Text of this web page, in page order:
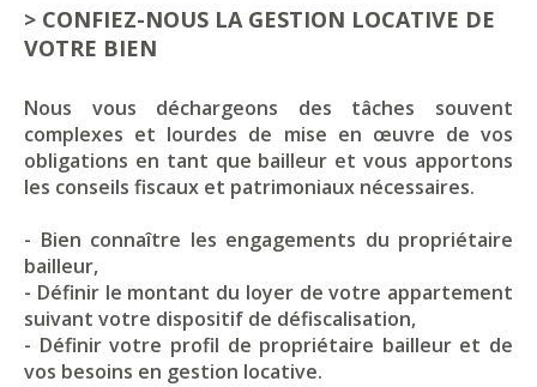
> CONFIEZ-NOUS LA GESTION LOCATIVE DE
VOTRE BIEN
Nous vous déchargeons des tâches souvent
complexes et lourdes de mise en œuvre de vos
obligations en tant que bailleur et vous apportons
les conseils fiscaux et patrimoniaux nécessaires.
- Bien connaître les engagements du propriétaire
bailleur,
- Définir le montant du loyer de votre appartement
suivant votre dispositif de défiscalisation,
- Définir votre profil de propriétaire bailleur et de
vos besoins en gestion locative.